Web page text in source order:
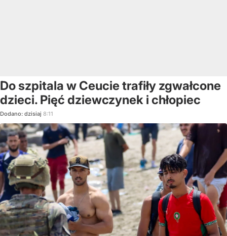
Do szpitala w Ceucie trafiły zgwałcone
dzieci. Pięć dziewczynek i chłopiec
Dodano: dzisiaj 8:11